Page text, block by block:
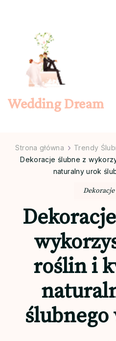
Wedding Dream
Strona główna Trendy
Dekoracje ślubne z
naturalny urok
Dekoracje
roślin i